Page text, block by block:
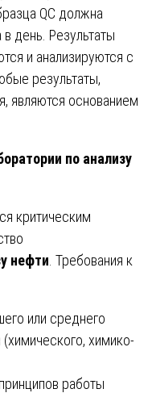
QC должна
день. Результаты
и анализируются с
результаты,
являются основанием
по анализу
критическим
нефти . Требования к
или среднего
химико-
работы